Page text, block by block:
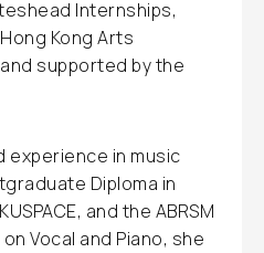
Internships,
Kong Arts
supported by the
experience in music
Diploma in
and the ABRSM
Vocal and Piano, she